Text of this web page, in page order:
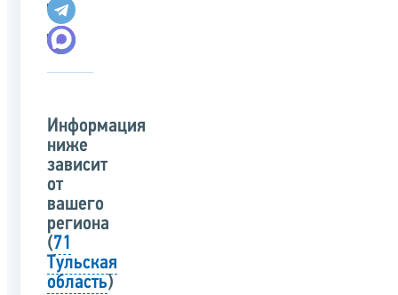
Информация
ниже
зависит
от
вашего
региона
(71
Тульская
область)